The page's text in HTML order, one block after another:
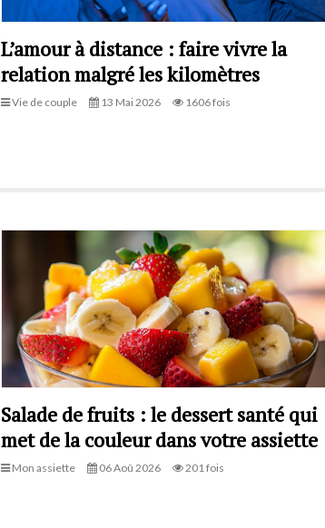
L’amour à distance : faire vivre la
relation malgré les kilomètres
Vie de couple 13 Mai 2026 1606 fois
Salade de fruits : le dessert santé qui
met de la couleur dans votre assiette
Mon assiette 06 Aoû 2026 201 fois